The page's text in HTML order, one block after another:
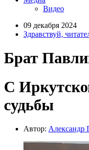
Видео
09 декабря 2024
Здравствуй,
Брат
С
судьбы
Автор: